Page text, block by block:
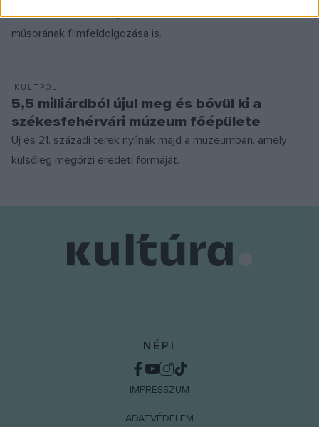
történetéről és A fény felé címmel a Csík Zenekar
műsorának filmfeldolgozása is.
KULTPOL
5,5 milliárdból újul meg és bővül ki a
székesfehérvári múzeum főépülete
Új és 21. századi terek nyílnak majd a múzeumban, amely
külsőleg megőrzi eredeti formáját.
NÉPI
IMPRESSZUM
ADATVÉDELEM